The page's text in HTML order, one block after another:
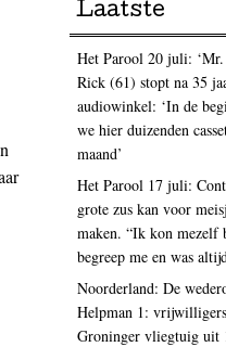
Laatste
Het Parool 20 juli:
Rick (61) stopt na 35
audiowinkel: ‘In de
we hier duizenden
maand’
Het Parool 17 juli:
grote zus kan voor
maken. “Ik kon mezelf
begreep me en was
Noorderland: De
Helpman 1:
Groninger vliegtuig uit